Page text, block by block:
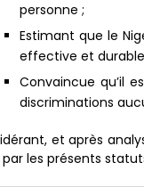
personne ;
Estimant que le
effective et
Convaincue qu’il
discriminations
et après
les présents